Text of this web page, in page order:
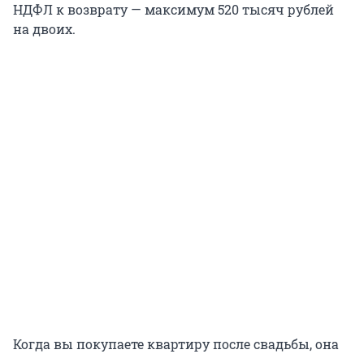
НДФЛ к возврату — максимум 520 тысяч рублей
на двоих.
Когда вы покупаете квартиру после свадьбы, она